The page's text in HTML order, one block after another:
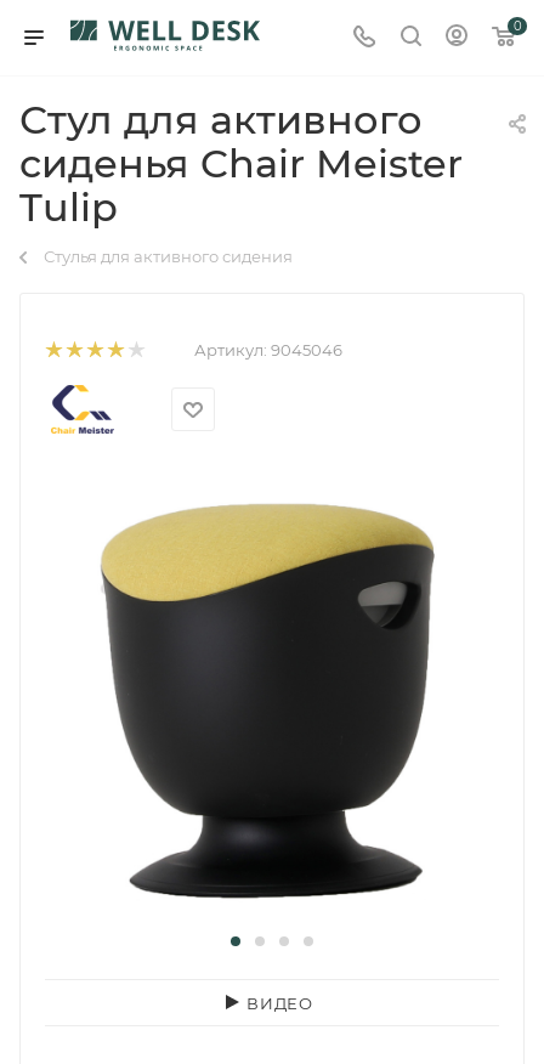
0
Стул для активного
сиденья Chair Meister
Tulip
Стулья для активного сидения
Артикул: 9045046
ВИДЕО